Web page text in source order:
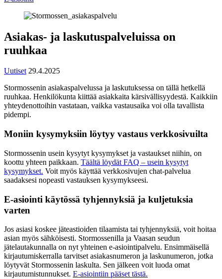
Asiakas- ja laskutuspalveluissa on
ruuhkaa
Uutiset 29.4.2025
Stormossenin asiakaspalvelussa ja laskutuksessa on tällä hetkellä
ruuhkaa. Henkilökunta kiittää asiakkaita kärsivällisyydestä. Kaikkiin
yhteydenottoihin vastataan, vaikka vastausaika voi olla tavallista
pidempi.
Moniin kysymyksiin löytyy vastaus verkkosivuilta
Stormossenin usein kysytyt kysymykset ja vastaukset niihin, on
koottu yhteen paikkaan. Täältä löydät FAQ – usein kysytyt
kysymykset. Voit myös käyttää verkkosivujen chat-palvelua
saadaksesi nopeasti vastauksen kysymykseesi.
E-asiointi käytössä tyhjennyksiä ja kuljetuksia
varten
Jos asiasi koskee jäteastioiden tilaamista tai tyhjennyksiä, voit hoitaa
asian myös sähköisesti. Stormossenilla ja Vaasan seudun
jätelautakunnalla on nyt yhteinen e-asiointipalvelu. Ensimmäisellä
kirjautumiskerralla tarvitset asiakasnumeron ja laskunumeron, jotka
löytyvät Stormossenin laskulta. Sen jälkeen voit luoda omat
kirjautumistunnukset. E-asiointiin pääset tästä.